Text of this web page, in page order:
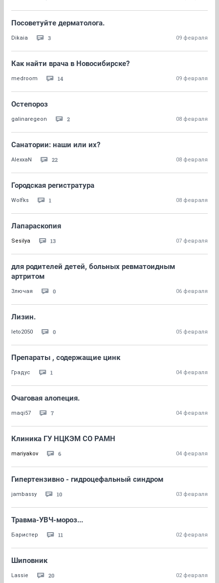
Посоветуйте дерматолога.
Dikaia 3 09 февраля
Как найти врача в Новосибирске?
medroom 14 09 февраля
Остепороз
galinaregeon 2 08 февраля
Санатории: наши или их?
AlexxaN 22 08 февраля
Городская регистратура
Wolfks 1 08 февраля
Лапараскопия
Sesilya 13 07 февраля
для родителей детей, больных ревматоидным
артритом
Злючая 0 06 февраля
Лизин.
leto2050 0 05 февраля
Препараты , содержащие цинк
Градус 1 04 февраля
Очаговая алопеция.
maqi57 7 04 февраля
Клиника ГУ НЦКЭМ СО РАМН
mariyakov 6 04 февраля
Гипертензивно - гидроцефальный синдром
jambassy 10 03 февраля
Травма-УВЧ-мороз...
Баристер 11 02 февраля
Шиповник
Lassie 20 02 февраля